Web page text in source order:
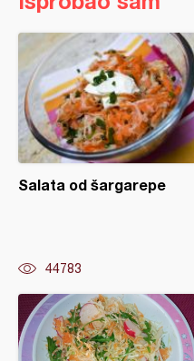
Salata od šargarepe
44783